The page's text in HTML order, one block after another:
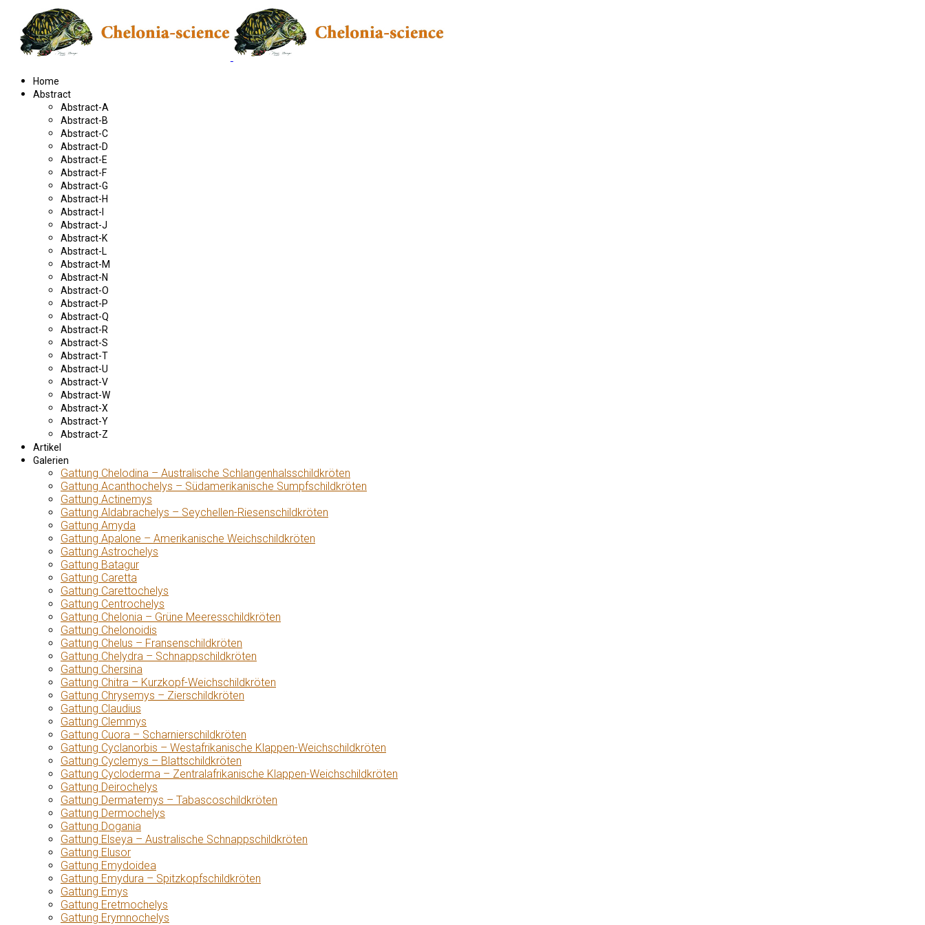
Home
Abstract
Abstract-A
Abstract-B
Abstract-C
Abstract-D
Abstract-E
Abstract-F
Abstract-G
Abstract-H
Abstract-I
Abstract-J
Abstract-K
Abstract-L
Abstract-M
Abstract-N
Abstract-O
Abstract-P
Abstract-Q
Abstract-R
Abstract-S
Abstract-T
Abstract-U
Abstract-V
Abstract-W
Abstract-X
Abstract-Y
Abstract-Z
Artikel
Galerien
Gattung Chelodina – Australische Schlangenhalsschildkröten
Gattung Acanthochelys – Südamerikanische Sumpfschildkröten
Gattung Actinemys
Gattung Aldabrachelys – Seychellen-Riesenschildkröten
Gattung Amyda
Gattung Apalone – Amerikanische Weichschildkröten
Gattung Astrochelys
Gattung Batagur
Gattung Caretta
Gattung Carettochelys
Gattung Centrochelys
Gattung Chelonia – Grüne Meeresschildkröten
Gattung Chelonoidis
Gattung Chelus – Fransenschildkröten
Gattung Chelydra – Schnappschildkröten
Gattung Chersina
Gattung Chitra – Kurzkopf-Weichschildkröten
Gattung Chrysemys – Zierschildkröten
Gattung Claudius
Gattung Clemmys
Gattung Cuora – Scharnierschildkröten
Gattung Cyclanorbis – Westafrikanische Klappen-Weichschildkröten
Gattung Cyclemys – Blattschildkröten
Gattung Cycloderma – Zentralafrikanische Klappen-Weichschildkröten
Gattung Deirochelys
Gattung Dermatemys – Tabascoschildkröten
Gattung Dermochelys
Gattung Dogania
Gattung Elseya – Australische Schnappschildkröten
Gattung Elusor
Gattung Emydoidea
Gattung Emydura – Spitzkopfschildkröten
Gattung Emys
Gattung Eretmochelys
Gattung Erymnochelys